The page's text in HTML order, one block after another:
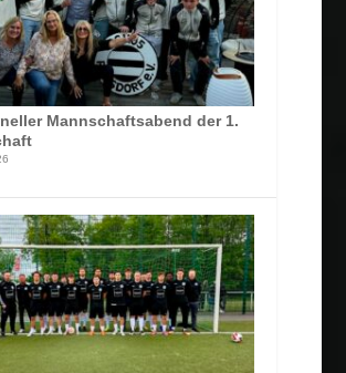
Mannschaftsabend der 1.